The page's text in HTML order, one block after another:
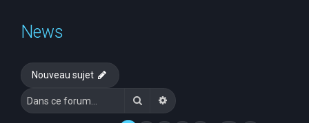
News
Nouveau sujet
RechercherRecherche avancée